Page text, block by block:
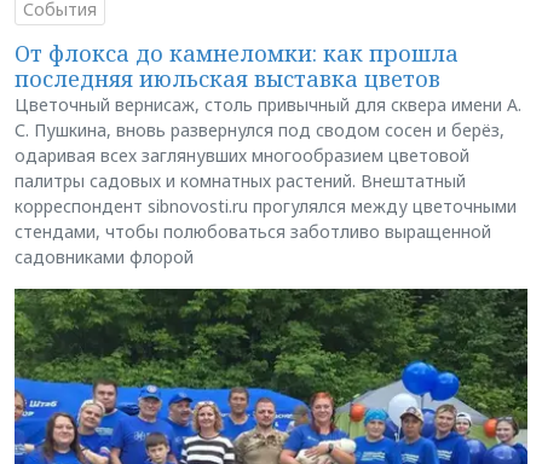
События
От флокса до камнеломки: как прошла
последняя июльская выставка цветов
Цветочный вернисаж, столь привычный для сквера имени А.
С. Пушкина, вновь развернулся под сводом сосен и берёз,
одаривая всех заглянувших многообразием цветовой
палитры садовых и комнатных растений. Внештатный
корреспондент sibnovosti.ru прогулялся между цветочными
стендами, чтобы полюбоваться заботливо выращенной
садовниками флорой